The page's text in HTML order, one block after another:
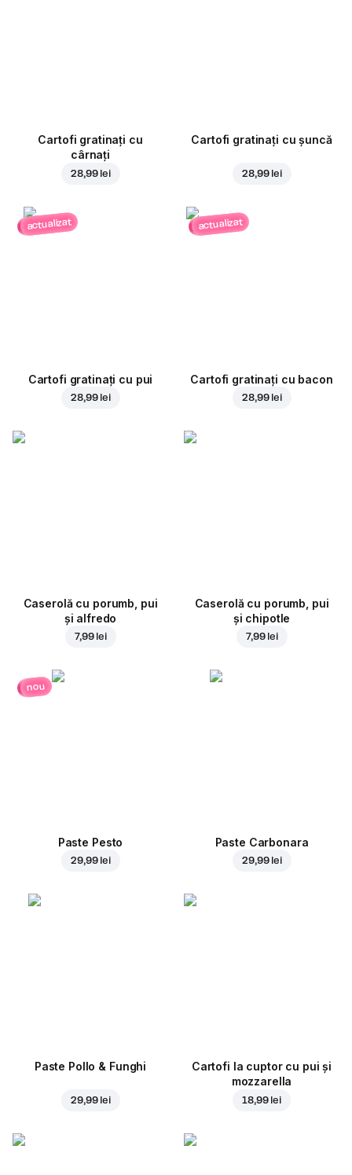
Cartofi gratinați cu
cârnați
28,99 lei
Cartofi gratinați cu șuncă
28,99 lei
actualizat
Cartofi gratinați cu pui
28,99 lei
actualizat
Cartofi gratinați cu bacon
28,99 lei
Caserolă cu porumb, pui
și alfredo
7,99 lei
Caserolă cu porumb, pui
și chipotle
7,99 lei
nou
Paste Pesto
29,99 lei
Paste Carbonara
29,99 lei
Paste Pollo & Funghi
29,99 lei
Cartofi la cuptor cu pui și
mozzarella
18,99 lei